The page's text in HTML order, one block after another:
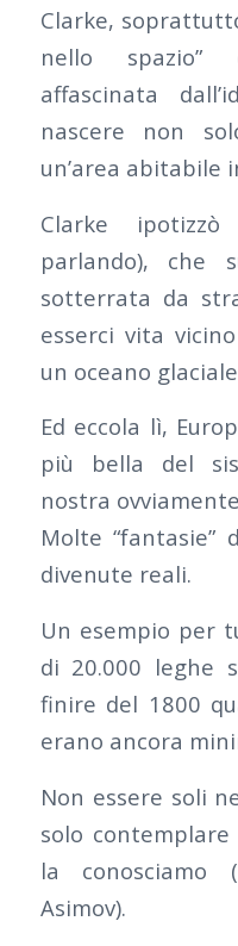
Clarke,
nello spazio”
affascinata
nascere non
un’area abitabile
Clarke ipotizzò
parlando),
sotterrata da
esserci vita
un oceano
Ed eccola lì,
più bella del
nostra
Molte
divenute reali.
Un esempio per
di 20.000 leghe
finire del 1800
erano ancora
Non essere soli
solo
la
Asimov).